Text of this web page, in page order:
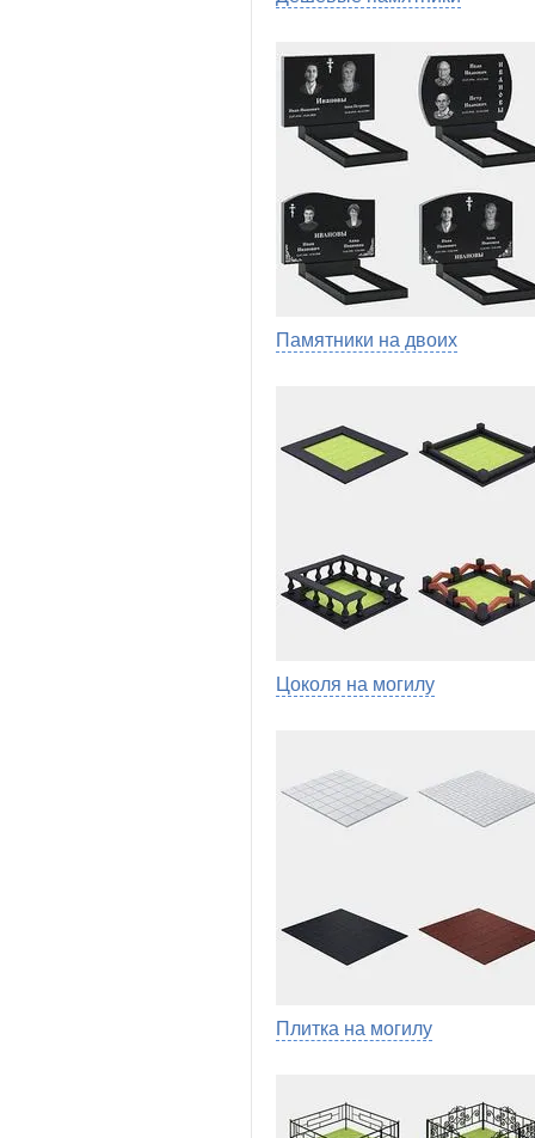
Памятники на двоих
Цоколя на могилу
Плитка на могилу